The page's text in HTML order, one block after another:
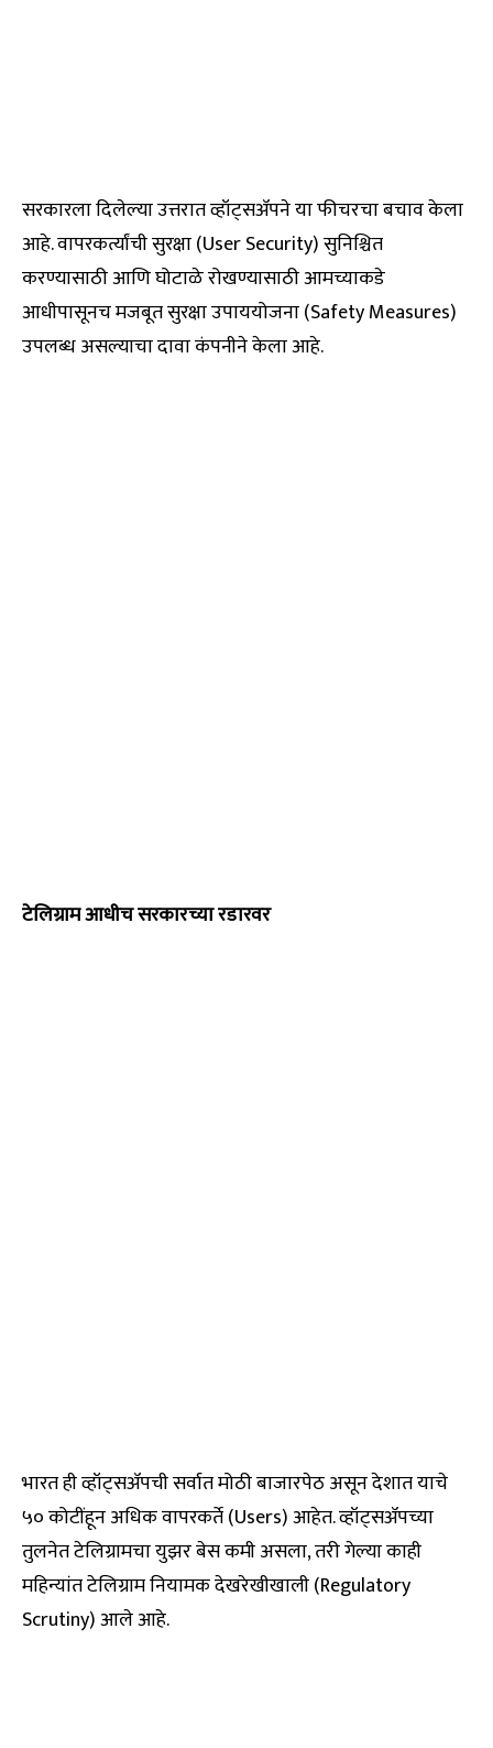
सरकारला दिलेल्या उत्तरात व्हॉट्सॲपने या फीचरचा बचाव केला
आहे. वापरकर्त्यांची सुरक्षा (User Security) सुनिश्चित
करण्यासाठी आणि घोटाळे रोखण्यासाठी आमच्याकडे
आधीपासूनच मजबूत सुरक्षा उपाययोजना (Safety Measures)
उपलब्ध असल्याचा दावा कंपनीने केला आहे.
टेलिग्राम आधीच सरकारच्या रडारवर
भारत ही व्हॉट्सॲपची सर्वात मोठी बाजारपेठ असून देशात याचे
५० कोटींहून अधिक वापरकर्ते (Users) आहेत. व्हॉट्सॲपच्या
तुलनेत टेलिग्रामचा युझर बेस कमी असला, तरी गेल्या काही
महिन्यांत टेलिग्राम नियामक देखरेखीखाली (Regulatory
Scrutiny) आले आहे.